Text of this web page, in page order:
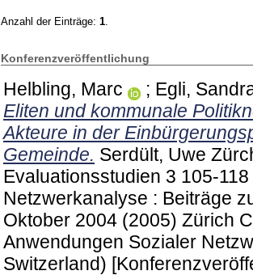
Anzahl der Einträge: 1
Konferenzveröffentlichung
Helbling, Marc ; Egli,
Eliten und kommunale
Akteure in der
Gemeinde. Serdült, Uwe
Evaluationsstudien 3 105-118
Netzwerkanalyse : Beiträge
Oktober 2004 (2005) Zürich
Anwendungen Sozialer
Switzerland)